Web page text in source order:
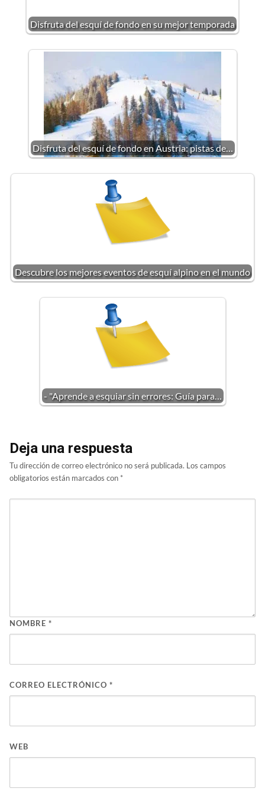
Disfruta del esquí de fondo en su mejor temporada
Disfruta del esquí de fondo en Austria: pistas de…
Descubre los mejores eventos de esquí alpino en el mundo
- "Aprende a esquiar sin errores: Guía para…
Deja una respuesta
Tu dirección de correo electrónico no será publicada. Los campos
obligatorios están marcados con *
NOMBRE *
CORREO ELECTRÓNICO *
WEB